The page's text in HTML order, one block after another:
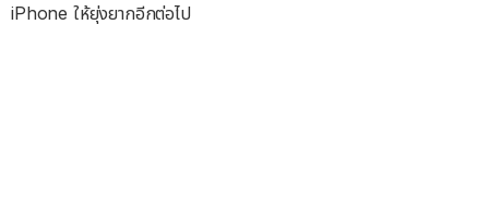
iPhone ให้ยุ่งยากอีกต่อไป